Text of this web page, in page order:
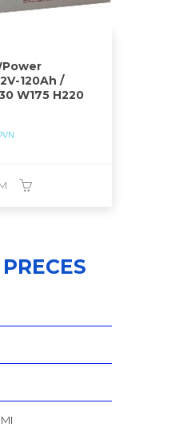
120Ah /
W175 H220